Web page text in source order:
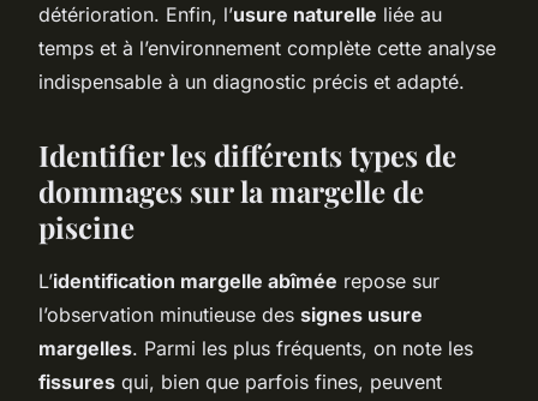
détérioration. Enfin, l’usure naturelle liée au
temps et à l’environnement complète cette analyse
indispensable à un diagnostic précis et adapté.
Identifier les différents types de
dommages sur la margelle de
piscine
L’identification margelle abîmée repose sur
l’observation minutieuse des signes usure
margelles. Parmi les plus fréquents, on note les
fissures qui, bien que parfois fines, peuvent